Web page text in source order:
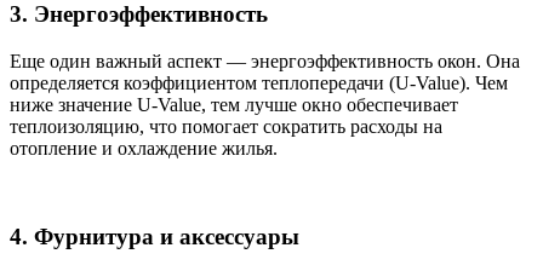
3. Энергоэффективность
Еще один важный аспект — энергоэффективность окон. Она
определяется коэффициентом теплопередачи (U-Value). Чем
ниже значение U-Value, тем лучше окно обеспечивает
теплоизоляцию, что помогает сократить расходы на
отопление и охлаждение жилья.
4. Фурнитура и аксессуары